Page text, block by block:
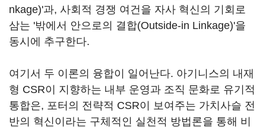
nkage)'과, 사회적 경쟁 여건을 자사 혁신의 기회로
삼는 '밖에서 안으로의 결합(Outside-in Linkage)'을
동시에 추구한다.
여기서 두 이론의 융합이 일어난다. 아기니스의 내재
형 CSR이 지향하는 내부 운영과 조직 문화로 유기적
통합은, 포터의 전략적 CSR이 보여주는 가치사슬 전
반의 혁신이라는 구체적인 실천적 방법론을 통해 비